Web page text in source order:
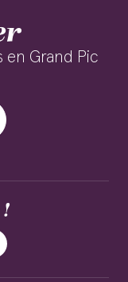
en Grand Pic